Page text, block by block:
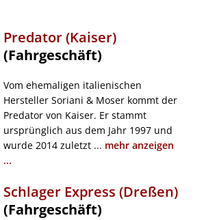
Predator (Kaiser)
(Fahrgeschäft)
Vom ehemaligen italienischen
Hersteller Soriani & Moser kommt der
Predator von Kaiser. Er stammt
ursprünglich aus dem Jahr 1997 und
wurde 2014 zuletzt ... mehr anzeigen
...
Schlager Express (Dreßen)
(Fahrgeschäft)